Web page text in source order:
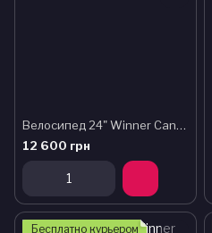
Велосипед 24" Winner Candy 2026 блакитний
12 600 грн
Бесплатно курьером